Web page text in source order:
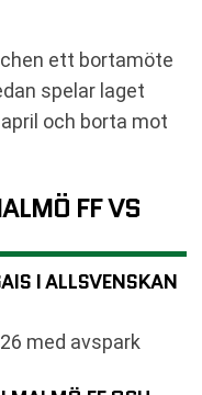
ett bortamöte
spelar laget
och borta mot
FF VS
I ALLSVENSKAN
med avspark